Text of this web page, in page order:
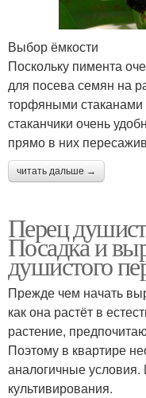
Выбор ёмкости
Поскольку пимента
для посева семян на
торфяными
стаканчики очень
прямо в них
читать дальше →
Перец
Посадка и
душистого
Прежде чем начать
как она растёт в
растение,
Поэтому в квартире
аналогичные
культивирования.